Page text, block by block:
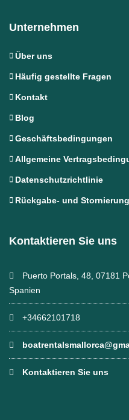
Unternehmen
Über uns
Häufig gestellte Fragen
Kontakt
Blog
Geschäftsbedingungen
Allgemeine
Datenschutzrichtlinie
Rückgabe- und
Kontaktieren Sie uns
Puerto Portals, 48, 07181
Spanien
+34662101718
Kontaktieren Sie uns